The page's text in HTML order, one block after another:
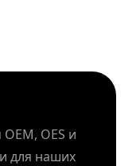
OES и
для наших